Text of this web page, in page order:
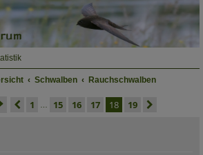
Schwalben Rauchschwalben
seite 18 von 19
vorherige
1 15 16 17 18 19